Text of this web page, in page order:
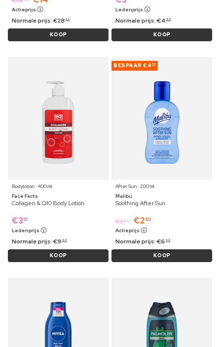
Actieprijs
Normale prijs:€28 39
KOOP
Ledenprijs
Normale prijs:€4 99
KOOP
Bodylotion ⋅ 400 ml
Face Facts
Collagen & Q10 Body Lotion
€3 69
Ledenprijs
Normale prijs:€9 99
KOOP
BESPAAR €4 19
After Sun ⋅ 200 ml
Malibu
Soothing After Sun
€2 89 €2 80
Actieprijs
Normale prijs:€6 99
KOOP